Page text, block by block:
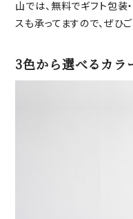
山では、無料でギフト包装
スも承ってますので、ぜひ
3色から選べるカラ